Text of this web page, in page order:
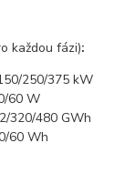
každou fázi):
250/375 kW
60 W
320/480 GWh
60 Wh